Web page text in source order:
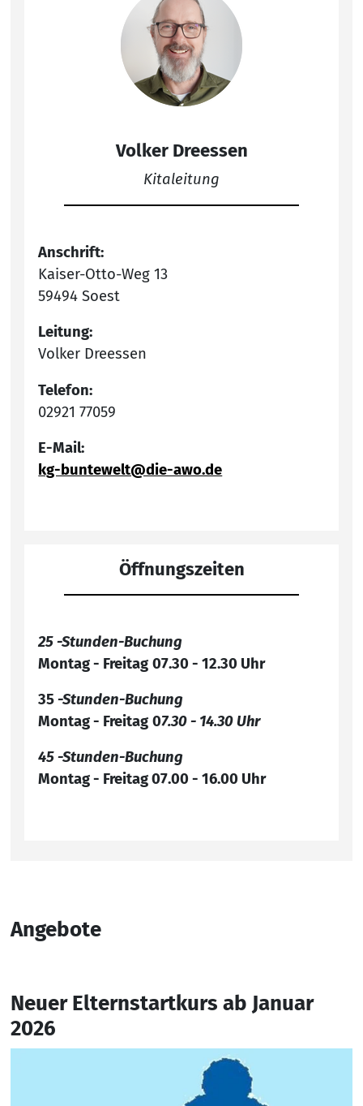
Volker Dreessen
Kitaleitung
Anschrift:
Kaiser-Otto-Weg 13
59494 Soest
Leitung:
Volker Dreessen
Telefon:
02921 77059
E-Mail:
kg-buntewelt@die-awo.de
Öffnungszeiten
25 -Stunden-Buchung
Montag - Freitag 07.30 - 12.30 Uhr
35-Stunden-Buchung
Montag - Freitag 07.30 - 14.30 Uhr
45 -Stunden-Buchung
Montag - Freitag 07.00 - 16.00 Uhr
Angebote
Neuer Elternstartkurs ab Januar
2026